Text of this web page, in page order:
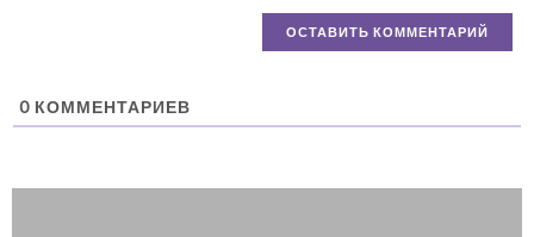
0 КОММЕНТАРИЕВ